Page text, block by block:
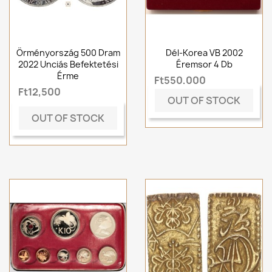
Örményország 500 Dram
2022 Unciás Befektetési
Érme
Ft12,500
OUT OF STOCK
Dél-Korea VB 2002
Éremsor 4 Db
Ft550,000
OUT OF STOCK